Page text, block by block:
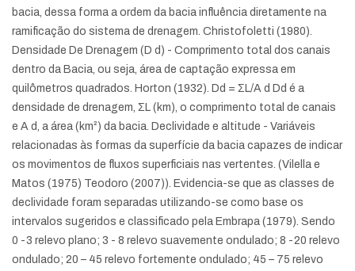
bacia, dessa forma a ordem da bacia influência diretamente na
ramificação do sistema de drenagem. Christofoletti (1980).
Densidade De Drenagem (D d) - Comprimento total dos canais
dentro da Bacia, ou seja, área de captação expressa em
quilômetros quadrados. Horton (1932). Dd = ƩL/A d Dd é a
densidade de drenagem, ƩL (km), o comprimento total de canais
e A d, a área (km²) da bacia. Declividade e altitude - Variáveis
relacionadas às formas da superfície da bacia capazes de indicar
os movimentos de fluxos superficiais nas vertentes. (Vilella e
Matos (1975) Teodoro (2007)). Evidencia-se que as classes de
declividade foram separadas utilizando-se como base os
intervalos sugeridos e classificado pela Embrapa (1979). Sendo
0 -3 relevo plano; 3 - 8 relevo suavemente ondulado; 8 -20 relevo
ondulado; 20 – 45 relevo fortemente ondulado; 45 – 75 relevo